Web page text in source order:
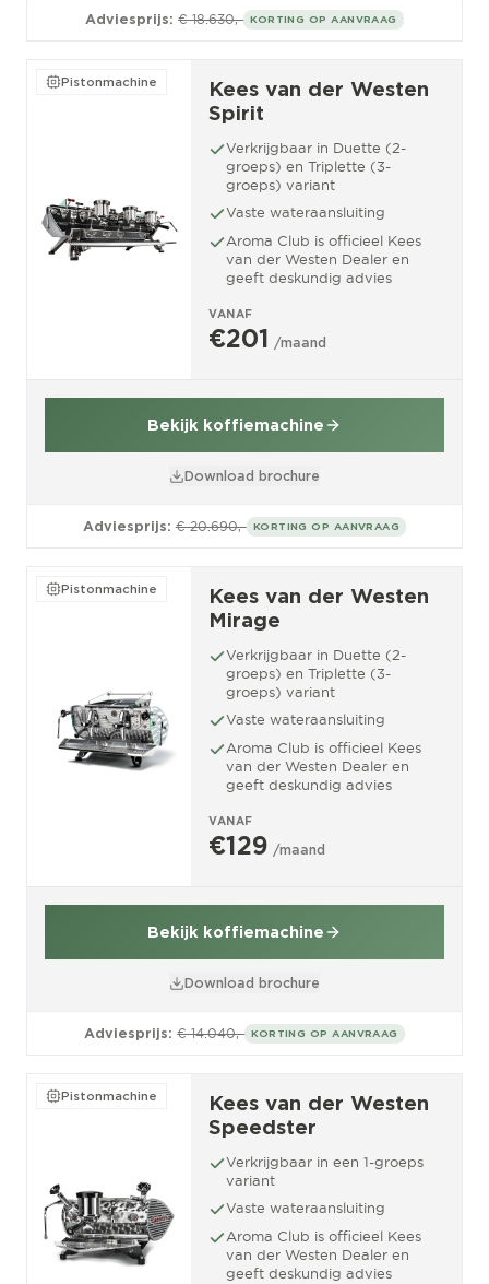
Adviesprijs: € 18.630,- KORTING OP AANVRAAG
Pistonmachine
Kees van der Westen
Spirit
Verkrijgbaar in Duette (2-
groeps) en Triplette (3-
groeps) variant
Vaste wateraansluiting
Aroma Club is officieel Kees
van der Westen Dealer en
geeft deskundig advies
VANAF
€201 /maand
Bekijk koffiemachine
Download brochure
Adviesprijs: € 20.690,- KORTING OP AANVRAAG
Pistonmachine
Kees van der Westen
Mirage
Verkrijgbaar in Duette (2-
groeps) en Triplette (3-
groeps) variant
Vaste wateraansluiting
Aroma Club is officieel Kees
van der Westen Dealer en
geeft deskundig advies
VANAF
€129 /maand
Bekijk koffiemachine
Download brochure
Adviesprijs: € 14.040,- KORTING OP AANVRAAG
Pistonmachine
Kees van der Westen
Speedster
Verkrijgbaar in een 1-groeps
variant
Vaste wateraansluiting
Aroma Club is officieel Kees
van der Westen Dealer en
geeft deskundig advies